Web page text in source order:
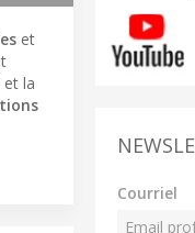
et
et la
Courriel